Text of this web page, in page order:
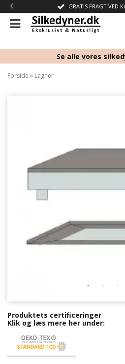
GRATIS FRAGT VED
‹
Se alle vores
Forside » Lagner
Produktets certificeringer
Klik og læs mere her under: